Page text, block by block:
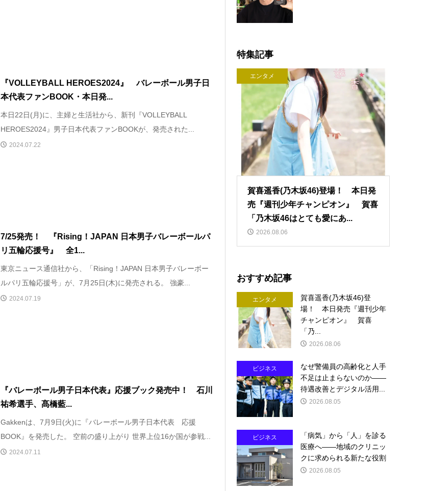
『VOLLEYBALL HEROES2024』 バレーボール男子日
本代表ファンBOOK・本日発...
本日22日(月)に、主婦と生活社から、新刊『VOLLEYBALL
HEROES2024』男子日本代表ファンBOOKが、発売された...
2024.07.22
7/25発売！ 『Rising！JAPAN 日本男子バレーボールパ
リ五輪応援号』 全1...
東京ニュース通信社から、「Rising！JAPAN 日本男子バレーボー
ルパリ五輪応援号」が、7月25日(木)に発売される。 強豪...
2024.07.19
『バレーボール男子日本代表』応援ブック発売中！ 石川
祐希選手、髙橋藍...
Gakkenは、7月9日(火)に『バレーボール男子日本代表 応援
BOOK』を発売した。 空前の盛り上がり 世界上位16か国が参戦...
2024.07.11
特集記事
エンタメ
賀喜遥香(乃木坂46)登場！ 本日発
売『週刊少年チャンピオン』 賀喜
「乃木坂46はとても愛にあ...
2026.08.06
おすすめ記事
エンタメ
賀喜遥香(乃木坂46)登
場！ 本日発売『週刊少年
チャンピオン』 賀喜
「乃...
2026.08.06
ビジネス
なぜ警備員の高齢化と人手
不足は止まらないのか――
待遇改善とデジタル活用...
2026.08.05
ビジネス
「病気」から「人」を診る
医療へ――地域のクリニッ
クに求められる新たな役割
2026.08.05